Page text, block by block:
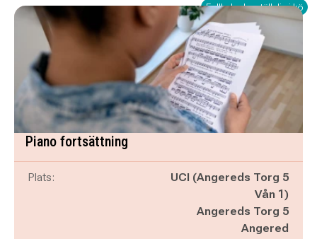
Fullbokad – ställ dig i kö
Piano fortsättning
Plats:
UCI (Angereds Torg 5
Vån 1)
Angereds Torg 5
Angered